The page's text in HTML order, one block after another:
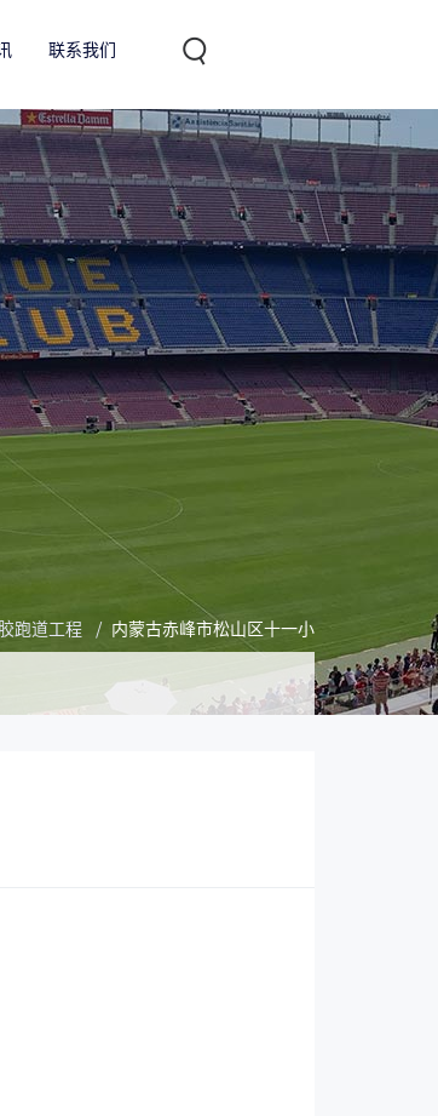
联系我们
跑道工程 / 内蒙古赤峰市松山区十一小